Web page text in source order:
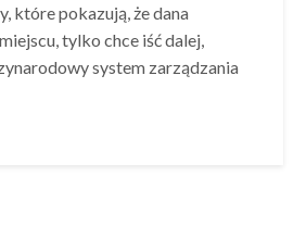
które pokazują, że dana
tylko chce iść dalej,
system zarządzania